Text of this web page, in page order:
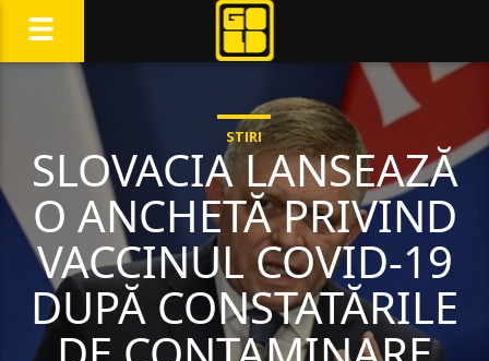
STIRI
SLOVACIA LANSEAZĂ
O ANCHETĂ PRIVIND
VACCINUL COVID-19
DUPĂ CONSTATĂRILE